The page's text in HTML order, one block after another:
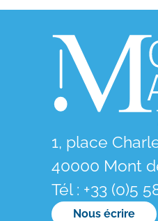
1, place
40000 Mont
Tél : +33 (0)5
Nous écrire